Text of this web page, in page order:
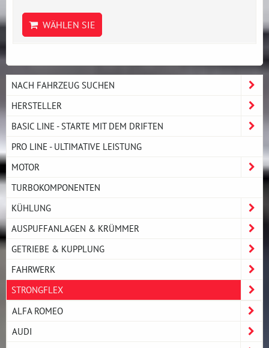
WÄHLEN SIE
NACH FAHRZEUG SUCHEN
HERSTELLER
BASIC LINE - STARTE MIT DEM DRIFTEN
PRO LINE - ULTIMATIVE LEISTUNG
MOTOR
TURBOKOMPONENTEN
KÜHLUNG
AUSPUFFANLAGEN & KRÜMMER
GETRIEBE & KUPPLUNG
FAHRWERK
STRONGFLEX
ALFA ROMEO
AUDI